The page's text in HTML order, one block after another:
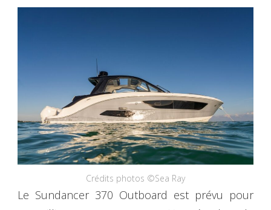
Crédits photos ©Sea Ray
Le Sundancer 370 Outboard est prévu pour